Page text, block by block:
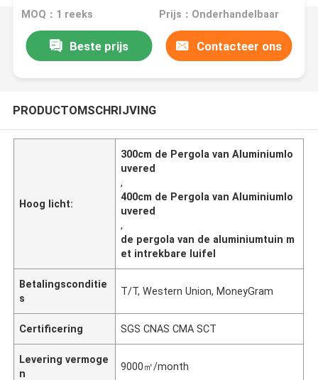
MOQ：1 reeks Prijs：Onderhandelbaar
Beste prijs Contacteer ons
PRODUCTOMSCHRIJVING
Hoog licht:
300cm de Pergola van Aluminiumlo
uvered
,
400cm de Pergola van Aluminiumlo
uvered
,
de pergola van de aluminiumtuin m
et intrekbare luifel
Betalingsconditie
s
T/T, Western Union, MoneyGram
Certificering SGS CNAS CMA SCT
Levering vermoge
n
9000㎡/month